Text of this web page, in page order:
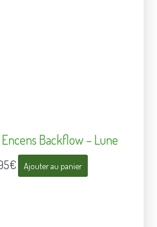
Backflow – Lune
€ Ajouter au panier